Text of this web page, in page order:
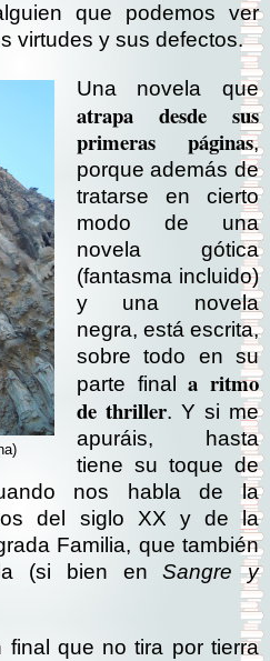
que podemos ver
virtudes y sus defectos.
Una novela que
atrapa desde sus
primeras páginas,
porque además de
tratarse en cierto
modo de una
novela gótica
(fantasma incluido)
y una novela
negra, está escrita,
sobre todo en su
parte finala ritmo
de thriller. Y si me
apuráis, hasta
tiene su toque de
nos habla de la
del siglo XX y de la
Familia, que también
(si bien enSangre y
final que no tira por tierra